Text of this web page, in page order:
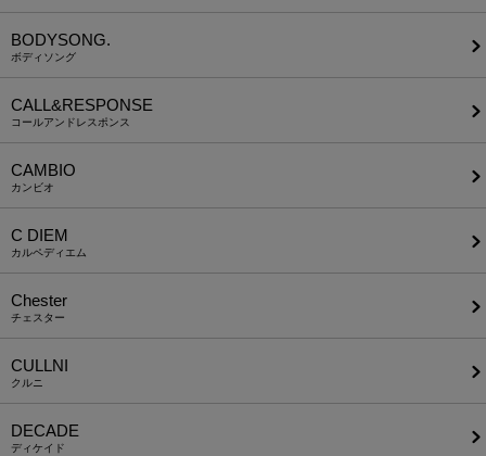
BODYSONG.
ボディソング
CALL&RESPONSE
コールアンドレスポンス
CAMBIO
カンビオ
C DIEM
カルペディエム
Chester
チェスター
CULLNI
クルニ
DECADE
ディケイド